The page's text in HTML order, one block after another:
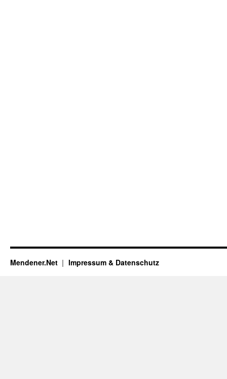
Mendener.Net Impressum & Datenschutz